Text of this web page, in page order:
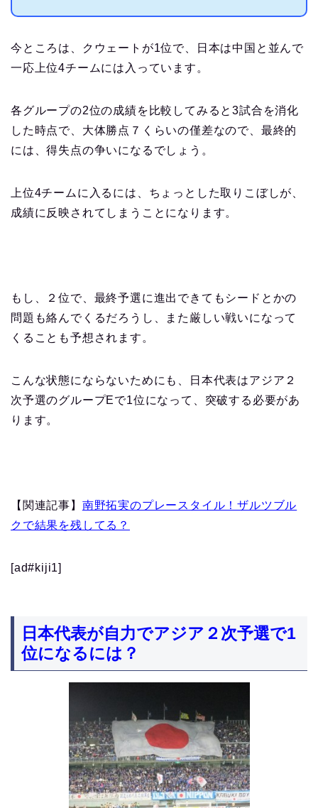
今ところは、クウェートが1位で、日本は中国と並んで
一応上位4チームには入っています。
各グループの2位の成績を比較してみると3試合を消化
した時点で、大体勝点７くらいの僅差なので、最終的
には、得失点の争いになるでしょう。
上位4チームに入るには、ちょっとした取りこぼしが、
成績に反映されてしまうことになります。
もし、２位で、最終予選に進出できてもシードとかの
問題も絡んでくるだろうし、また厳しい戦いになって
くることも予想されます。
こんな状態にならないためにも、日本代表はアジア２
次予選のグループEで1位になって、突破する必要があ
ります。
【関連記事】 南野拓実のプレースタイル！ザルツブル
クで結果を残してる？
[ad#kiji1]
日本代表が自力でアジア２次予選で1
位になるには？